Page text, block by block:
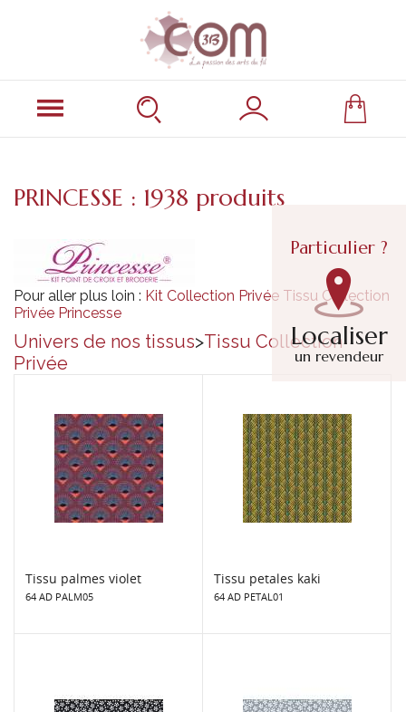
Particulier ?
Localiser
un revendeur
PRINCESSE : 1938 produits
Pour aller plus loin : Kit Collection Privée Tissu Collection
Privée Princesse
Univers de nos tissus>Tissu Collection
Privée
Tissu palmes violet
64 AD PALM05
Tissu petales kaki
64 AD PETAL01